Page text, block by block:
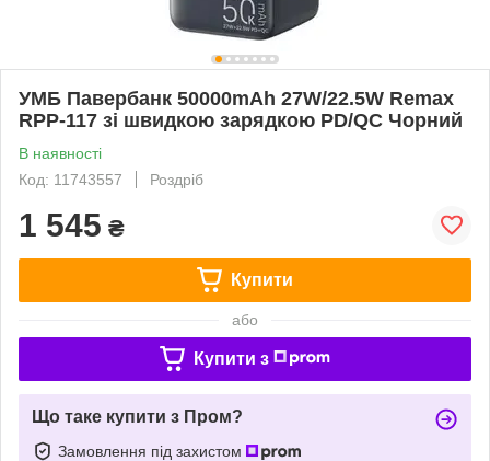
УМБ Павербанк 50000mAh 27W/22.5W Remax
RPP-117 зі швидкою зарядкою PD/QC Чорний
В наявності
Код: 11743557
Роздріб
1 545 ₴
Купити
або
Купити з
Що таке купити з Пром?
Замовлення під захистом